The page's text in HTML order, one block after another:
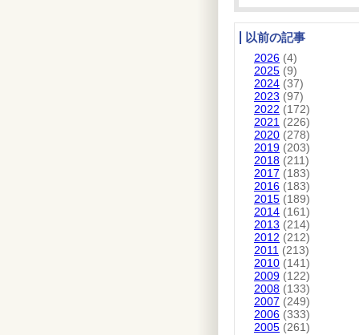
以前の記事
2026 (4)
2025 (9)
2024 (37)
2023 (97)
2022 (172)
2021 (226)
2020 (278)
2019 (203)
2018 (211)
2017 (183)
2016 (183)
2015 (189)
2014 (161)
2013 (214)
2012 (212)
2011 (213)
2010 (141)
2009 (122)
2008 (133)
2007 (249)
2006 (333)
2005 (261)